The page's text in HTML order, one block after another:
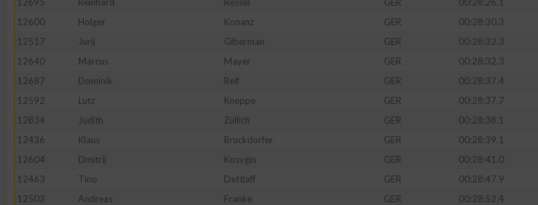
12600
Holger Konanz GER
00:28:30.3
12517
Jurij Giberman GER
00:28:32.3
12640
Marcus Mayer GER
00:28:32.3
12687
Dominik Reif GER
00:28:37.4
12592
Lutz Kneppe GER
00:28:37.7
12834
Judith Züllich GER
00:28:38.1
12436
Klaus Bruckdorfer GER
00:28:39.1
12604
Dmitrij Kosygin GER
00:28:41.0
12463
Tino Dettlaff GER
00:28:47.9
12503
Andreas Franke GER
00:28:52.4
Erstellung von Profilen zur Personalisierung von Inhalten
Messung der Werbeleistung
Messung der Performance von Inhalten
Analyse von Zielgruppen durch Statistiken oder Kombinationen von Daten aus